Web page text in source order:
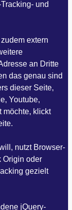
und
extern
an Dritte
das genau sind
dieser Seite,
Youtube,
möchte, klickt
nutzt Browser-
Origin oder
gezielt
jQuery-